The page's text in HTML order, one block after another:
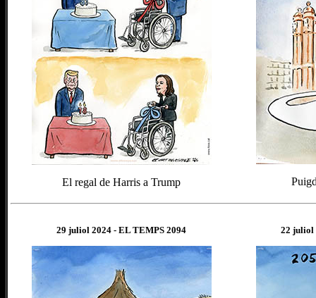
El regal de Harris a Trump
29 juliol 2024 - EL TEMPS 2094 22 juliol